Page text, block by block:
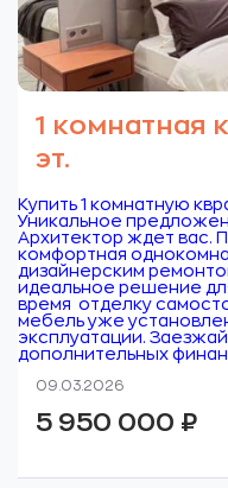
1 комнатная
эт.
Купить 1 комнатную
Уникальное
Архитектор ждет вас.
комфортная
дизайнерским
идеальное решение
время отделку
мебель уже
эксплуатации.
дополнительных
09.03.2026
5 950 000 ₽